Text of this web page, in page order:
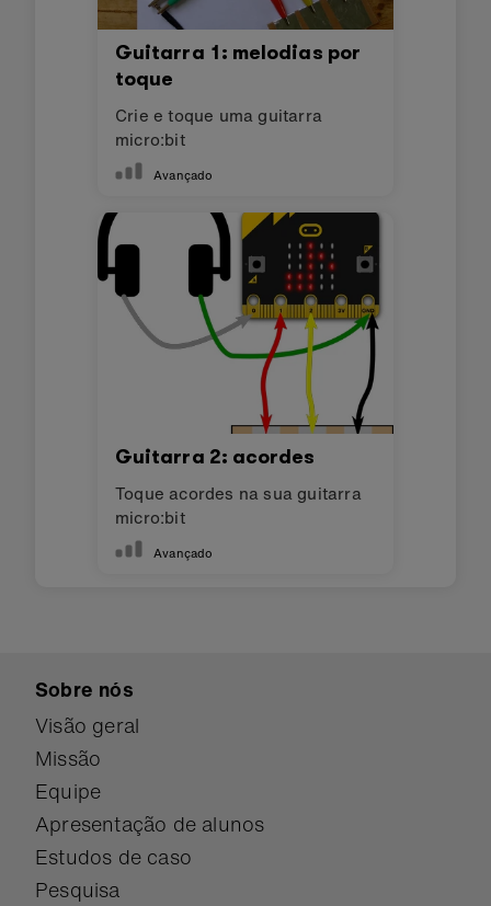
Guitarra 1: melodias por
toque
Crie e toque uma guitarra
micro:bit
Avançado
Guitarra 2: acordes
Toque acordes na sua guitarra
micro:bit
Avançado
Sobre nós
Visão geral
Missão
Equipe
Apresentação de alunos
Estudos de caso
Pesquisa